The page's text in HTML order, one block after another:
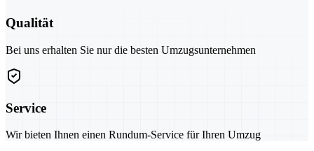
Qualität
Bei uns erhalten Sie nur die besten Umzugsunternehmen
Service
Wir bieten Ihnen einen Rundum-Service für Ihren Umzug